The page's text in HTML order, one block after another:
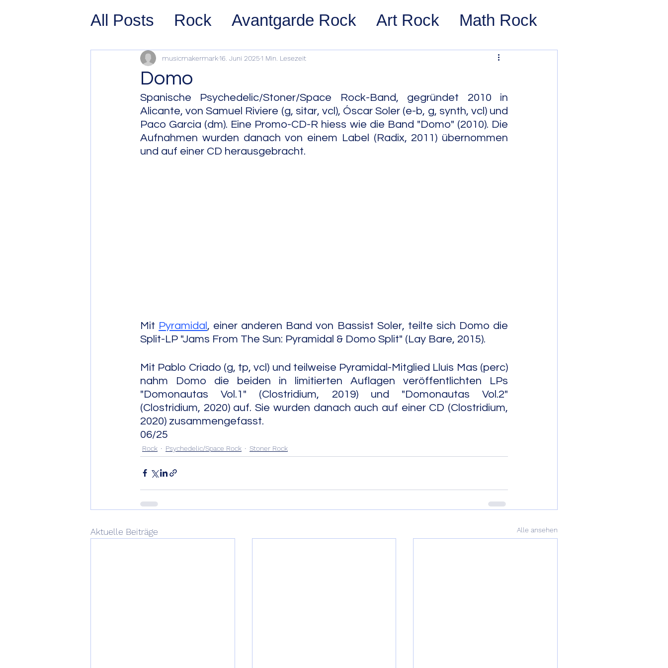
All Posts Rock Avantgarde Rock Art Rock Math Rock
Prog Rock Post Rock Noise Rock
Psychedelic/Space Rock Stoner Rock Alternative Rock
Hard Rock Garage Rock Indie Rock/Indie Pop Pop
Domo
musicmakermark16. Juni 20251 Min. Lesezeit
Spanische Psychedelic/Stoner/Space Rock-Band, gegründet 2010 in
Alicante, von Samuel Riviere (g, sitar, vcl), Óscar Soler (e-b, g, synth, vcl) und
Paco Garcia (dm). Eine Promo-CD-R hiess wie die Band "Domo" (2010). Die
Aufnahmen wurden danach von einem Label (Radix, 2011) übernommen
und auf einer CD herausgebracht.
Mit Pyramidal, einer anderen Band von Bassist Soler, teilte sich Domo die
Split-LP "Jams From The Sun: Pyramidal & Domo Split" (Lay Bare, 2015).
Mit Pablo Criado (g, tp, vcl) und teilweise Pyramidal-Mitglied Lluís Mas (perc)
nahm Domo die beiden in limitierten Auflagen veröffentlichten LPs
"Domonautas Vol.1" (Clostridium, 2019) und "Domonautas Vol.2"
(Clostridium, 2020) auf. Sie wurden danach auch auf einer CD (Clostridium,
2020) zusammengefasst.
06/25
Rock Psychedelic/Space Rock Stoner Rock
Aktuelle Beiträge Alle ansehen